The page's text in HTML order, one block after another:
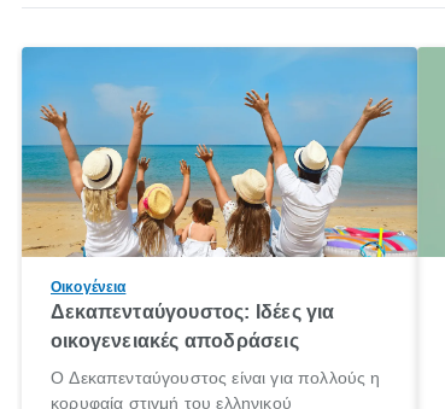
Οικογένεια
Δεκαπενταύγουστος: Ιδέες για
οικογενειακές αποδράσεις
Ο Δεκαπενταύγουστος είναι για πολλούς η
κορυφαία στιγμή του ελληνικού